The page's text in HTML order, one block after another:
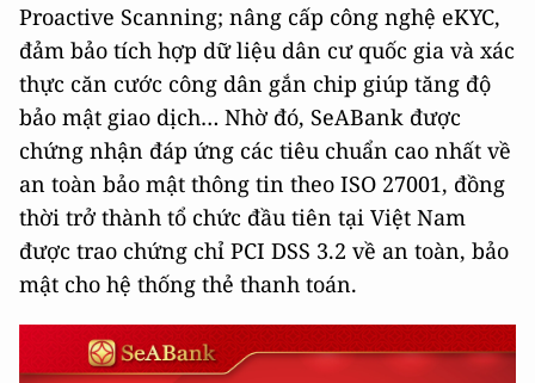
Proactive Scanning; nâng cấp công nghệ eKYC,
đảm bảo tích hợp dữ liệu dân cư quốc gia và xác
thực căn cước công dân gắn chip giúp tăng độ
bảo mật giao dịch… Nhờ đó, SeABank được
chứng nhận đáp ứng các tiêu chuẩn cao nhất về
an toàn bảo mật thông tin theo ISO 27001, đồng
thời trở thành tổ chức đầu tiên tại Việt Nam
được trao chứng chỉ PCI DSS 3.2 về an toàn, bảo
mật cho hệ thống thẻ thanh toán.